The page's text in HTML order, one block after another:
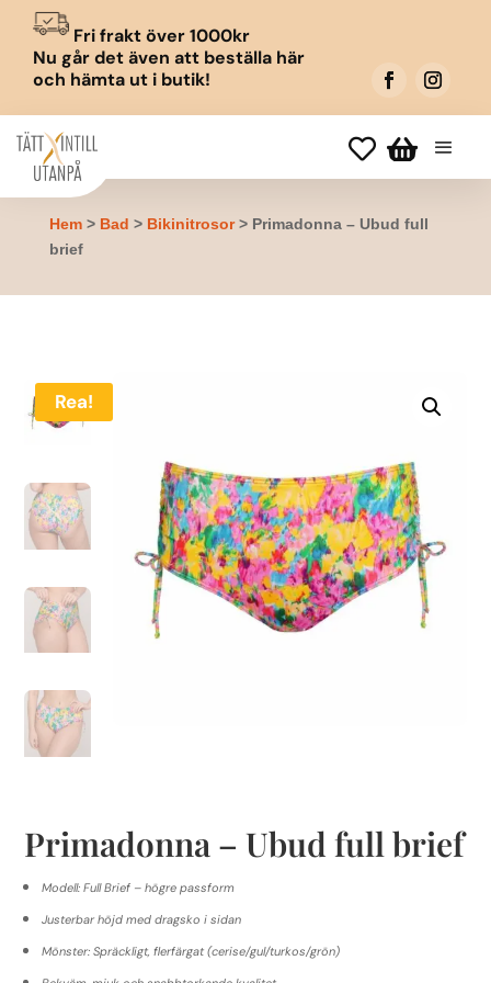
Fri frakt över 1000kr
Nu går det även att beställa här
och hämta ut i butik!
 
Hem> Bad > Bikinitrosor> Primadonna – Ubud full
brief
Rea!
Primadonna – Ubud full brief
Modell: Full Brief – högre passform
Justerbar höjd med dragsko i sidan
Mönster: Spräckligt, flerfärgat (cerise/gul/turkos/grön)